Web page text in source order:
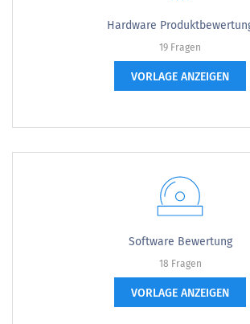
Hardware
19 Fragen
VORLAGE ANZEIGEN
Software Bewertung
18 Fragen
VORLAGE ANZEIGEN